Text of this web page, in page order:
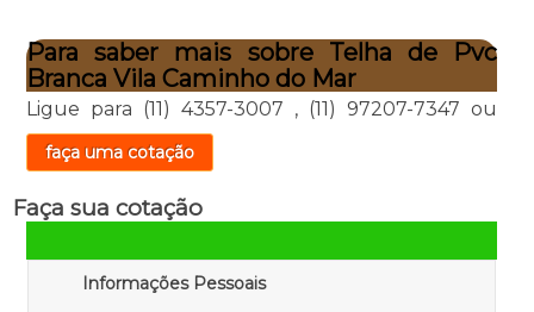
Para saber mais sobre Telha de Pvc
Branca Vila Caminho do Mar
Ligue para (11) 4357-3007 , (11) 97207-7347 ou
faça uma cotação
Faça sua cotação
Informações Pessoais